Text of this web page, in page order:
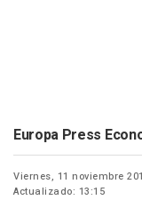
Europa Press
Viernes, 11 noviembre
Actualizado: 13:15